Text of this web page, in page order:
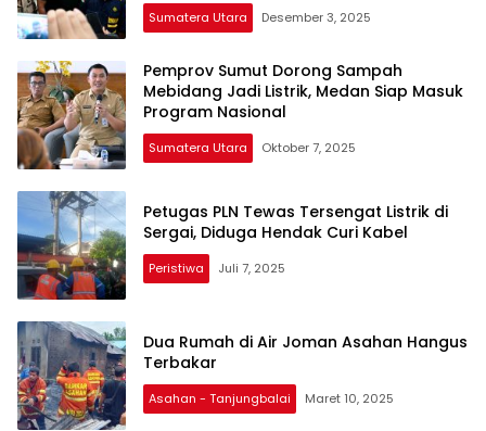
Sumatera Utara Desember 3, 2025
Pemprov Sumut Dorong Sampah
Mebidang Jadi Listrik, Medan Siap Masuk
Program Nasional
Sumatera Utara Oktober 7, 2025
Petugas PLN Tewas Tersengat Listrik di
Sergai, Diduga Hendak Curi Kabel
Peristiwa Juli 7, 2025
Dua Rumah di Air Joman Asahan Hangus
Terbakar
Asahan - Tanjungbalai Maret 10, 2025